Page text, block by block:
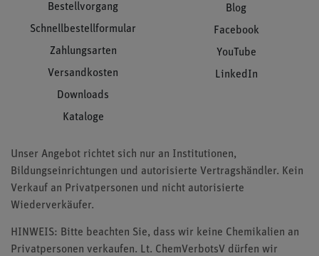
Bestellvorgang
Schnellbestellformular
Zahlungsarten
Versandkosten
Downloads
Kataloge
Blog
Facebook
YouTube
LinkedIn
Unser Angebot richtet sich nur an Institutionen,
Bildungseinrichtungen und autorisierte Vertragshändler. Kein
Verkauf an Privatpersonen und nicht autorisierte
Wiederverkäufer.
HINWEIS: Bitte beachten Sie, dass wir keine Chemikalien an
Privatpersonen verkaufen. Lt. ChemVerbotsV dürfen wir